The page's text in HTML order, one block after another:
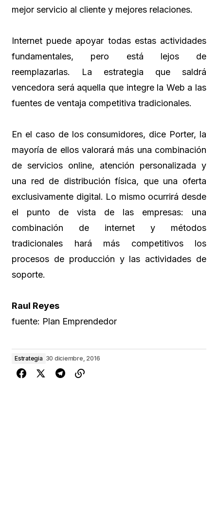
mejor servicio al cliente y mejores relaciones.
Internet puede apoyar todas estas actividades
fundamentales, pero está lejos de
reemplazarlas. La estrategia que saldrá
vencedora será aquella que integre la Web a las
fuentes de ventaja competitiva tradicionales.
En el caso de los consumidores, dice Porter, la
mayoría de ellos valorará más una combinación
de servicios online, atención personalizada y
una red de distribución física, que una oferta
exclusivamente digital. Lo mismo ocurrirá desde
el punto de vista de las empresas: una
combinación de internet y métodos
tradicionales hará más competitivos los
procesos de producción y las actividades de
soporte.
Raul Reyes
fuente: Plan Emprendedor
Estrategia 30 diciembre, 2016